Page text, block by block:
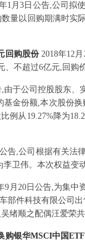
1月3日公告,公司拟
量以回购期满时
回购股份2018年12
不超过6亿元,回
,由于公司控股股东
基金份额,本次股份
例从19.27%降为
告,公司根据有关法
卫伟。本次权益变
9月20日公告,为集中
部件科技有限公司
绪顺之配偶汪爱荣
购银华MSCI中国